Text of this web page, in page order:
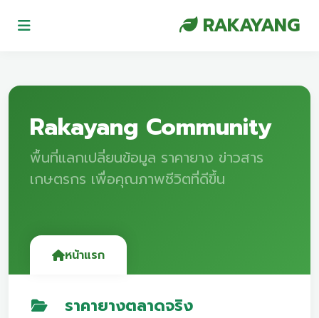
RAKAYANG
Rakayang Community
พื้นที่แลกเปลี่ยนข้อมูล ราคายาง ข่าวสาร
เกษตรกร เพื่อคุณภาพชีวิตที่ดีขึ้น
หน้าแรก
ราคายางตลาดจริง